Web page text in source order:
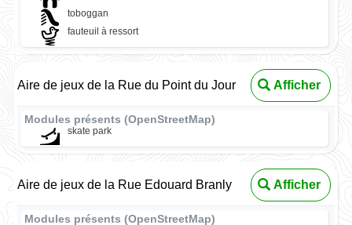
toboggan
fauteuil à ressort
Aire de jeux de la Rue du Point du Jour Afficher
Modules présents (OpenStreetMap)
skate park
Aire de jeux de la Rue Edouard Branly Afficher
Modules présents (OpenStreetMap)